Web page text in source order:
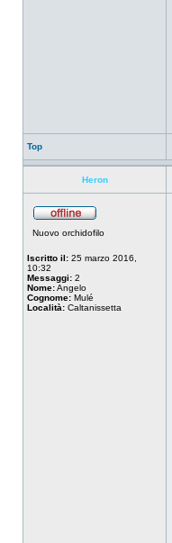
Top
Heron
Nuovo orchidofilo
Iscritto il: 25 marzo 2016,
10:32
Messaggi: 2
Nome:Angelo
Cognome: Mulé
Località: Caltanissetta